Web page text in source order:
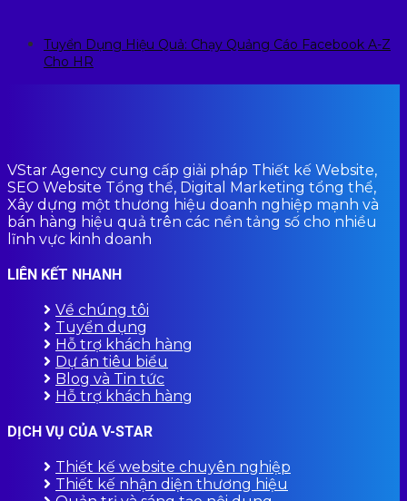
Tuyển Dụng Hiệu Quả: Chạy Quảng Cáo Facebook A-Z
Cho HR
VStar Agency cung cấp giải pháp Thiết kế Website,
SEO Website Tổng thể, Digital Marketing tổng thể,
Xây dựng một thương hiệu doanh nghiệp mạnh và
bán hàng hiệu quả trên các nền tảng số cho nhiều
lĩnh vực kinh doanh
LIÊN KẾT NHANH
Về chúng tôi
Tuyển dụng
Hỗ trợ khách hàng
Dự án tiêu biểu
Blog và Tin tức
Hỗ trợ khách hàng
DỊCH VỤ CỦA V-STAR
Thiết kế website chuyên nghiệp
Thiết kế nhận diện thương hiệu